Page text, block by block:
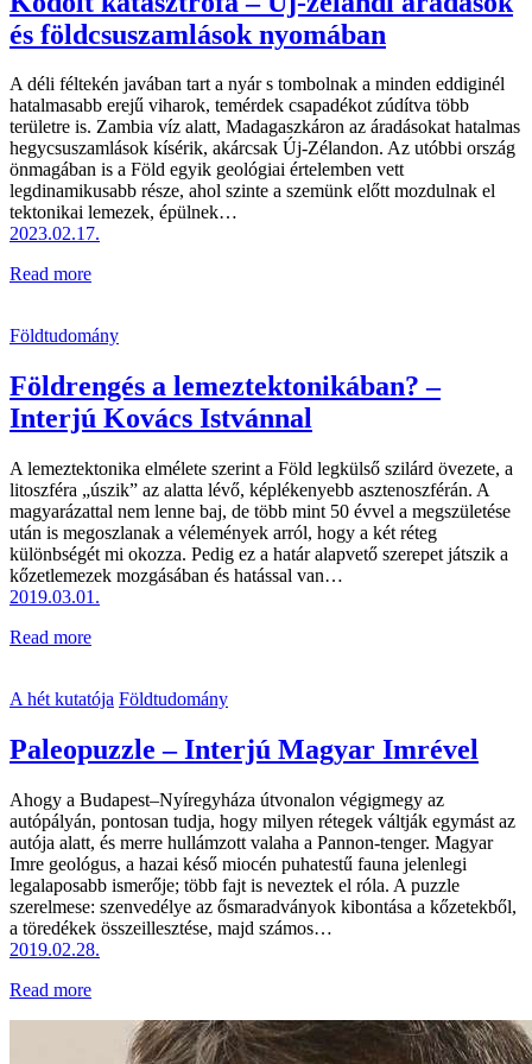
és földcsuszamlások nyomában
A déli féltekén javában tart a nyár s tombolnak a minden eddiginél
hatalmasabb erejű viharok, temérdek csapadékot zúdítva több
területre is. Zambia víz alatt, Madagaszkáron az áradásokat hatalmas
hegycsuszamlások kísérik, akárcsak Új-Zélandon. Az utóbbi ország
önmagában is a Föld egyik geológiai értelemben vett
legdinamikusabb része, ahol szinte a szemünk előtt mozdulnak el
tektonikai lemezek, épülnek…
2023.02.17.
Read more
Földtudomány
Földrengés a lemeztektonikában? –
Interjú Kovács Istvánnal
A lemeztektonika elmélete szerint a Föld legkülső szilárd övezete, a
litoszféra „úszik” az alatta lévő, képlékenyebb asztenoszférán. A
magyarázattal nem lenne baj, de több mint 50 évvel a megszületése
után is megoszlanak a vélemények arról, hogy a két réteg
különbségét mi okozza. Pedig ez a határ alapvető szerepet játszik a
kőzetlemezek mozgásában és hatással van…
2019.03.01.
Read more
A hét kutatója Földtudomány
Paleopuzzle – Interjú Magyar Imrével
Ahogy a Budapest–Nyíregyháza útvonalon végigmegy az
autópályán, pontosan tudja, hogy milyen rétegek váltják egymást az
autója alatt, és merre hullámzott valaha a Pannon-tenger. Magyar
Imre geológus, a hazai késő miocén puhatestű fauna jelenlegi
legalaposabb ismerője; több fajt is neveztek el róla. A puzzle
szerelmese: szenvedélye az ősmaradványok kibontása a kőzetekből,
a töredékek összeillesztése, majd számos…
2019.02.28.
Read more